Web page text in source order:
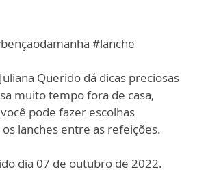
#lanche
Querido dá dicas preciosas
muito tempo fora de casa,
pode fazer escolhas
lanches entre as refeições.
dia 07 de outubro de 2022.